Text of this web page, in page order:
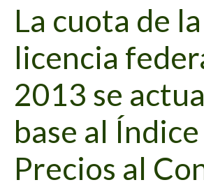
La cuota de la
licencia
2013 se
base al
Precios al